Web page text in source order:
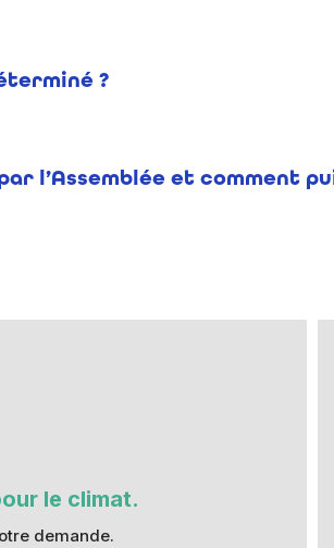
?
l’Assemblée et comment
le climat.
demande.